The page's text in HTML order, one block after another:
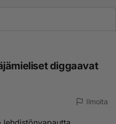
diggaavat
Ilmoita